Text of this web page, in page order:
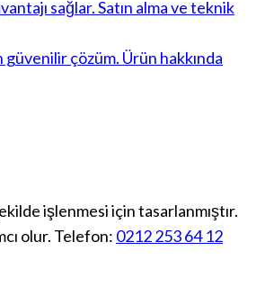
işlenmesi için tasarlanmıştır.
olur. Telefon: 0212 253 64 12